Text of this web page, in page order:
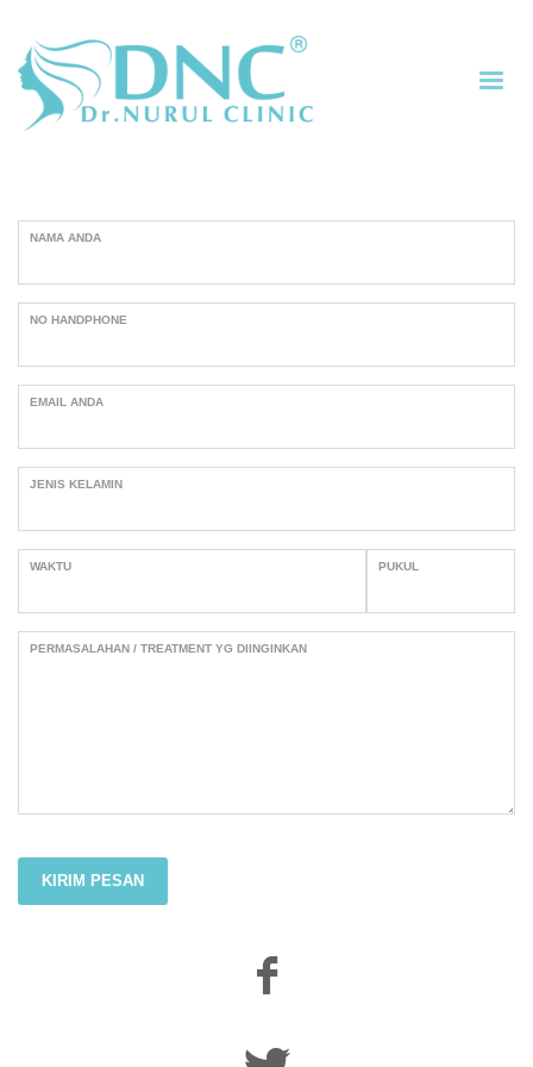
NAMA ANDA
NO HANDPHONE
EMAIL ANDA
JENIS KELAMIN
WAKTU PUKUL
PERMASALAHAN / TREATMENT YG DIINGINKAN
KIRIM PESAN